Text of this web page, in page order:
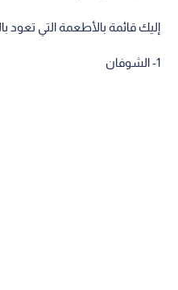
إليك قائمة بالأطعمة التي تعود
1- الشوفان